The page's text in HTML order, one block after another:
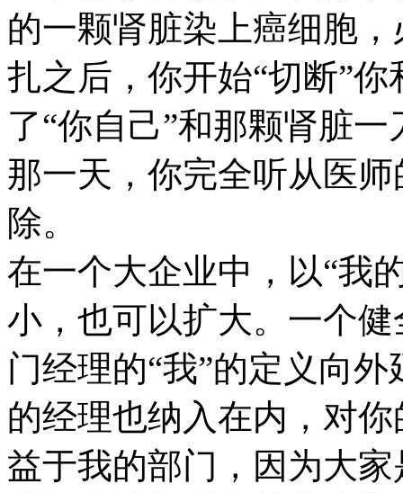
的一颗肾脏染上癌细胞
扎之后，你开始“切断”
了“你自己”和那颗肾脏
那一天，你完全听从医
除。
在一个大企业中，以“我
小，也可以扩大。一个
门经理的“我”的定义向
的经理也纳入在内，对
益于我的部门，因为大